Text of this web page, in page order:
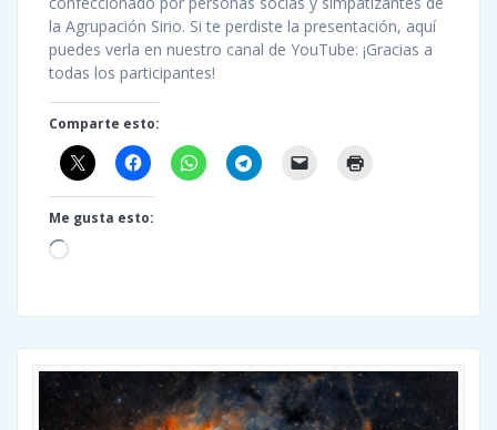
la Agrupación Sirio. Si te perdiste la presentación, aquí
puedes verla en nuestro canal de YouTube: ¡Gracias a
todas los participantes!
Comparte esto:
Me gusta esto:
Cargando...